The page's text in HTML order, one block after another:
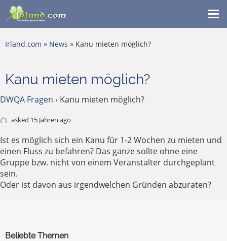
Irland.com » News » Kanu mieten möglich?
Kanu mieten möglich?
DWQA Fragen › Kanu mieten möglich?
asked 15 Jahren ago
Ist es möglich sich ein Kanu für 1-2 Wochen zu mieten und
einen Fluss zu befahren? Das ganze sollte ohne eine
Gruppe bzw. nicht von einem Veranstalter durchgeplant
sein.
Oder ist davon aus irgendwelchen Gründen abzuraten?
Beliebte Themen